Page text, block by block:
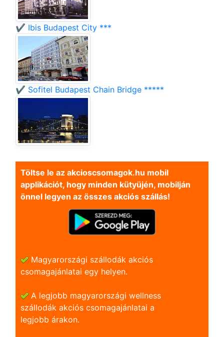
✔️ Ibis Budapest City ***
✔️ Sofitel Budapest Chain Bridge *****
Töltse le az akcioscsomagok.hu mobil
applikációt, hogy minden kütyüjén, mobilján
önnel legyen az összes akciós szállás!
Magyarországi szállodák akciós
csomagajánlatai egy helyen.
A legjobb magyarországi wellness
szállodák akciós csomagajánlatai a
legjobb árakon.